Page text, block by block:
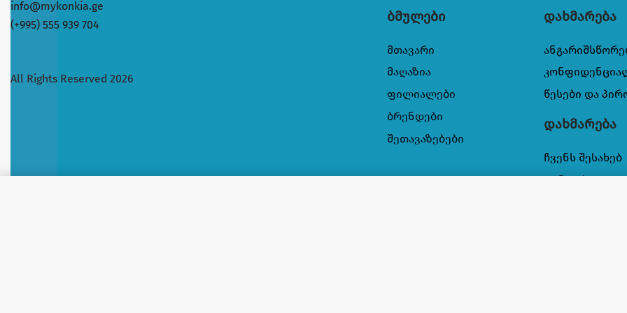
info@mykonkia.ge
(+995) 555 939 704
All Rights Reserved 2026
ბმულები
მთავარი
მაღაზია
ფილიალები
ბრენდები
შეთავაზებები
დახმარება
წესები და
დახმარება
ჩვენს შესახებ
კონტაქტი